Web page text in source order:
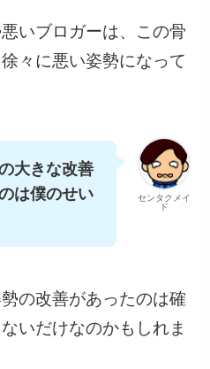
いブロガーは、この骨
々に悪い姿勢になって
センタクメイ
ド
大きな改善
は僕のせい
の改善があったのは確
いだけなのかもしれま